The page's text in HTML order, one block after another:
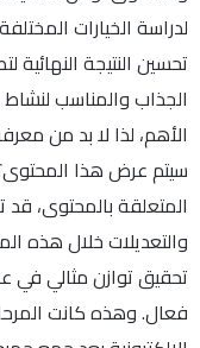
لدراسة الخيارات
تحسين النتيجة النهائية
الجذاب والمناسب
الأهم، لذا لا بد من
سيتم عرض هذا المحتوى؟
المتعلقة بالمحتوى،
والتعديلات خلال هذه
تحقيق توازن مثالي
فعال. وهذه كانت